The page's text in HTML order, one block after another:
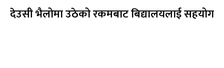
देउसी भैलोमा उठेको रकमबाट बिद्यालयलाई सहयोग